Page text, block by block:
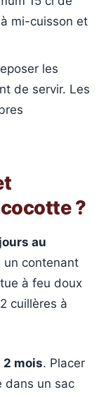
mi-cuisson et
les
de servir. Les
?
au
un contenant
à feu doux
cuillères à
2 mois. Placer
dans un sac